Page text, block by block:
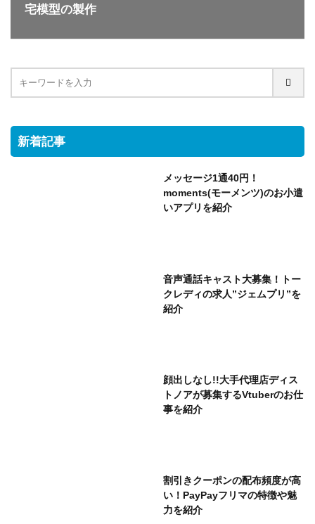
宅模型の製作
新着記事
メッセージ1通40円！
moments(モーメンツ)のお小遣
いアプリを紹介
音声通話キャスト大募集！トー
クレディの求人”ジェムプリ”を
紹介
顔出しなし!!大手代理店ディス
トノアが募集するVtuberのお仕
事を紹介
割引きクーポンの配布頻度が高
い！PayPayフリマの特徴や魅
力を紹介